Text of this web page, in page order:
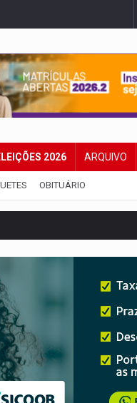
2026 ARQUIVO
OBITUÁRIO
na escola